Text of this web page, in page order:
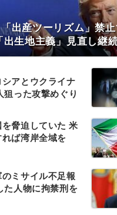
「出産ツーリズム」禁
出生地主義」見直し継
アとウクライナ
狙った攻撃めぐり
脅迫していた 米
ば湾岸全域を
ミサイル不足報
た人物に拘禁刑を